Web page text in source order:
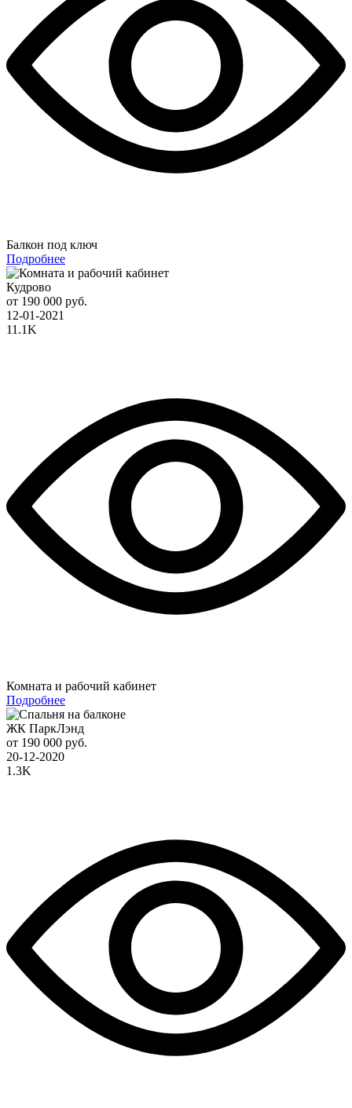
Балкон под ключ
Подробнее
Кудрово
от 190 000 руб.
12-01-2021
11.1K
Комната и рабочий кабинет
Подробнее
ЖК ПаркЛэнд
от 190 000 руб.
20-12-2020
1.3K